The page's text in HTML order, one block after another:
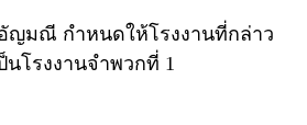
ญมณี กำหนดให้โรงงานที่กล่าว
โรงงานจำพวกที่ 1